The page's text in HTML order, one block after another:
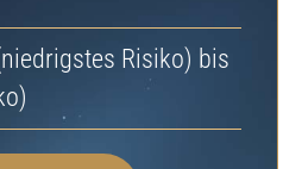
Risiko) bis